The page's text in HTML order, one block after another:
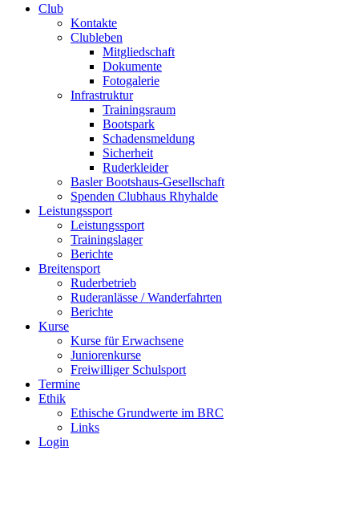
Club
Kontakte
Clubleben
Mitgliedschaft
Dokumente
Fotogalerie
Infrastruktur
Trainingsraum
Bootspark
Schadensmeldung
Sicherheit
Ruderkleider
Basler Bootshaus-Gesellschaft
Spenden Clubhaus Rhyhalde
Leistungssport
Leistungssport
Trainingslager
Berichte
Breitensport
Ruderbetrieb
Ruderanlässe / Wanderfahrten
Berichte
Kurse
Kurse für Erwachsene
Juniorenkurse
Freiwilliger Schulsport
Termine
Ethik
Ethische Grundwerte im BRC
Links
Login